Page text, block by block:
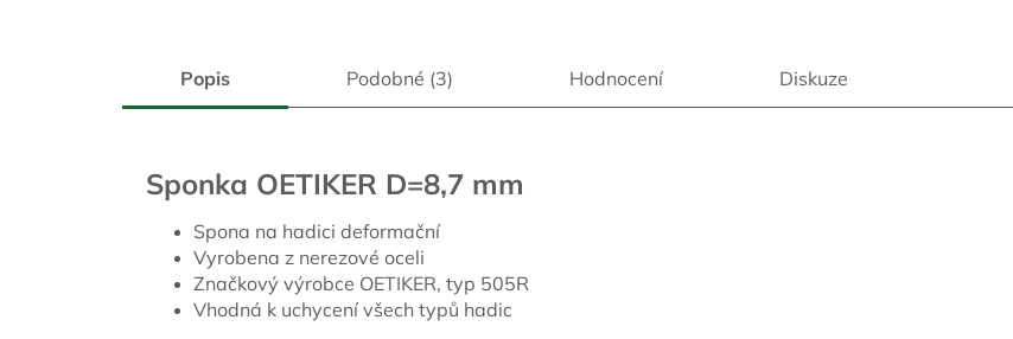
Popis Podobné (3) Hodnocení Diskuze
Sponka OETIKER D=8,7 mm
Spona na hadici deformační
Vyrobena z nerezové oceli
Značkový výrobce OETIKER, typ 505R
Vhodná k uchycení všech typů hadic